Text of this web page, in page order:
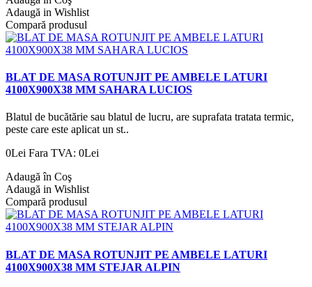
Adaugă in Wishlist
Compară produsul
BLAT DE MASA ROTUNJIT PE AMBELE LATURI
4100X900X38 MM SAHARA LUCIOS
Blatul de bucătărie sau blatul de lucru, are suprafata tratata termic,
peste care este aplicat un st..
0Lei Fara TVA: 0Lei
Adaugă în Coş
Adaugă in Wishlist
Compară produsul
BLAT DE MASA ROTUNJIT PE AMBELE LATURI
4100X900X38 MM STEJAR ALPIN